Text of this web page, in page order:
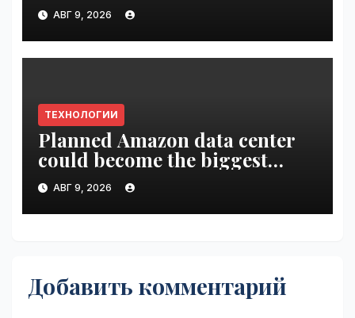
АВГ 9, 2026
ТЕХНОЛОГИИ
Planned Amazon data center
could become the biggest
climate polluter in the U.S. |
VseTime.ru
АВГ 9, 2026
Добавить комментарий